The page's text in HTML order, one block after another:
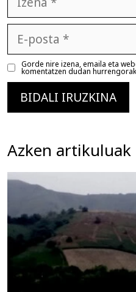
posta
Gorde nire izena, emaila eta
komentatzen dudan
Azken artikuluak